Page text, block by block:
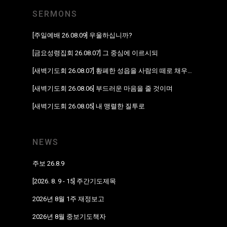
SERMONS
[주일예배 26.08.09] 우울하십니까?
[금요성령집회 26.08.07] 그 중심에 이르시되
[새벽기도회 26.08.07] 황폐한 성읍을 사람의 떼로 채우리라
[새벽기도회 26.08.06] 부드러운 마음을 줄 것이며
[새벽기도회 26.08.05] 내 맹렬한 질투로
NEWS
주보 26.8.9
[2026. 8. 9 - 15] 주간기도제목
2026년 8월 1주 재정보고
2026년 8월 중보기도책자